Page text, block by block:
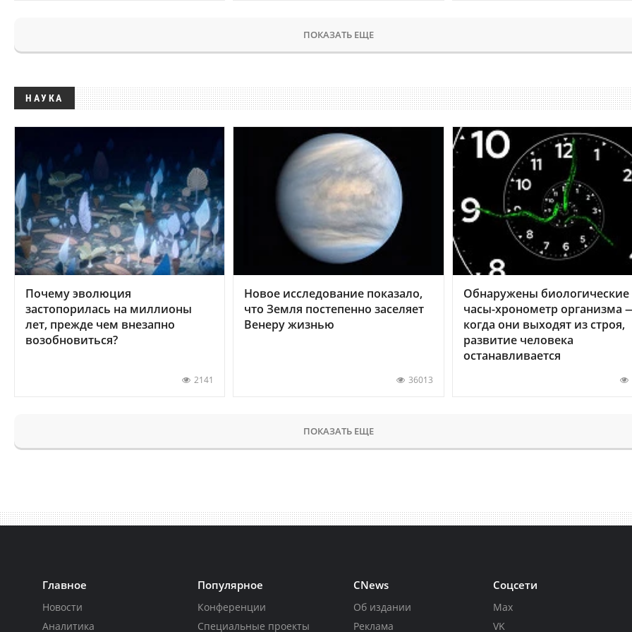
ПОКАЗАТЬ ЕЩЕ
НАУКА
Почему эволюция
застопорилась на миллионы
лет, прежде чем внезапно
возобновиться?
2141
Новое исследование показало,
что Земля постепенно заселяет
Венеру жизнью
36013
Обнаружены биологические
часы-хронометр организма
когда они выходят из строя,
развитие человека
останавливается
ПОКАЗАТЬ ЕЩЕ
Главное
Новости
Аналитика
Популярное
Конференции
Специальные проекты
CNews
Об издании
Реклама
Соцсети
Max
VK